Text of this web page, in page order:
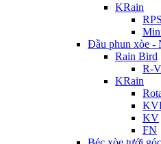
KRain
RPS
Đầu phun xòe -
Rain Bird
R-
KRain
KV
FN